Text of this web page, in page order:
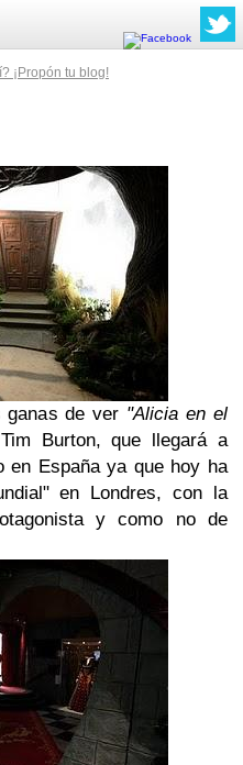
¡Propón tu blog!
ganas de ver "Alicia en el
Burton, que llegará a
en España ya que hoy ha
en Londres, con la
y como no de